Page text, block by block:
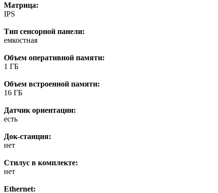
Матрица:
IPS
Тип сенсорной панели:
емкостная
Объем оперативной памяти:
1 ГБ
Объем встроенной памяти:
16 ГБ
Датчик ориентации:
есть
Док-станция:
нет
Стилус в комплекте:
нет
Ethernet: